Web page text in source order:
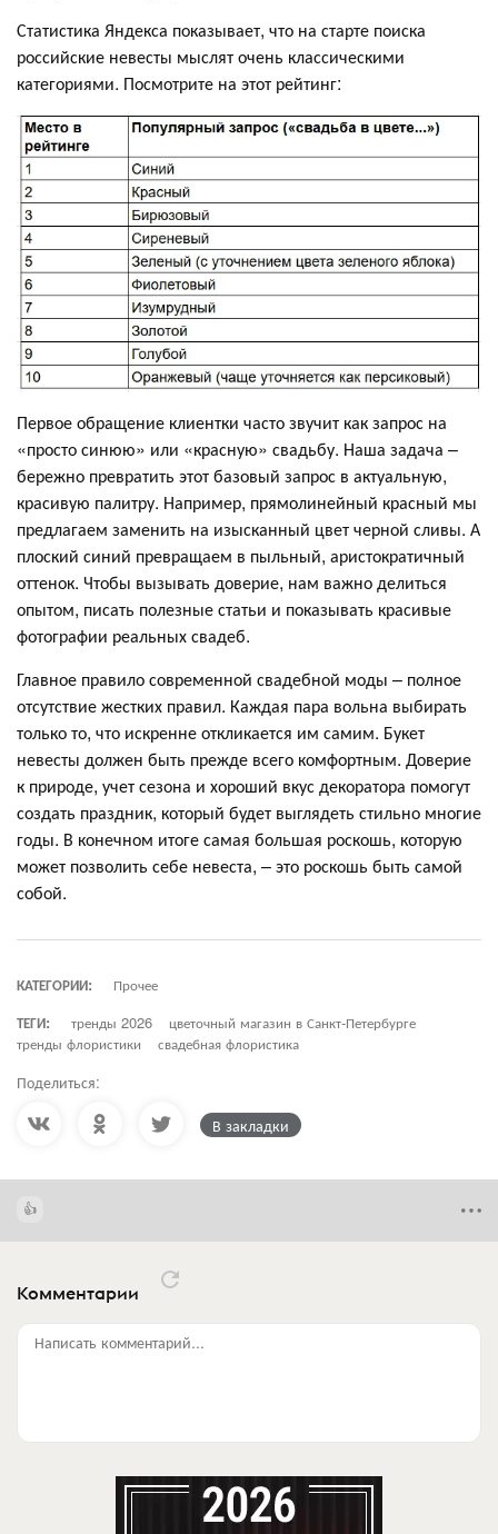
Статистика Яндекса показывает, что на старте поиска
российские невесты мыслят очень классическими
категориями. Посмотрите на этот рейтинг:
Первое обращение клиентки часто звучит как запрос на
«просто синюю» или «красную» свадьбу. Наша задача –
бережно превратить этот базовый запрос в актуальную,
красивую палитру. Например, прямолинейный красный мы
предлагаем заменить на изысканный цвет черной сливы. А
плоский синий превращаем в пыльный, аристократичный
оттенок. Чтобы вызывать доверие, нам важно делиться
опытом, писать полезные статьи и показывать красивые
фотографии реальных свадеб.
Главное правило современной свадебной моды – полное
отсутствие жестких правил. Каждая пара вольна выбирать
только то, что искренне откликается им самим. Букет
невесты должен быть прежде всего комфортным. Доверие
к природе, учет сезона и хороший вкус декоратора помогут
создать праздник, который будет выглядеть стильно многие
годы. В конечном итоге самая большая роскошь, которую
может позволить себе невеста, – это роскошь быть самой
собой.
КАТЕГОРИИ:
Прочее
ТЕГИ:
тренды 2026
цветочный магазин в Санкт-Петербурге
тренды флористики
свадебная флористика
Поделиться:
В закладки
Комментарии
Написать комментарий...